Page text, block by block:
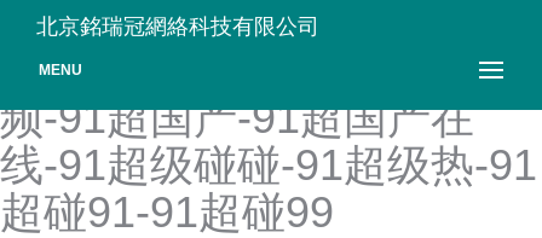
91超薄肉丝灰丝-91超福利
国产-91超高清-91超高清视
频-91超国产-91超国产在
线-91超级碰碰-91超级热-91
超碰91-91超碰99
北京銘瑞冠網絡科技有限公司
MENU